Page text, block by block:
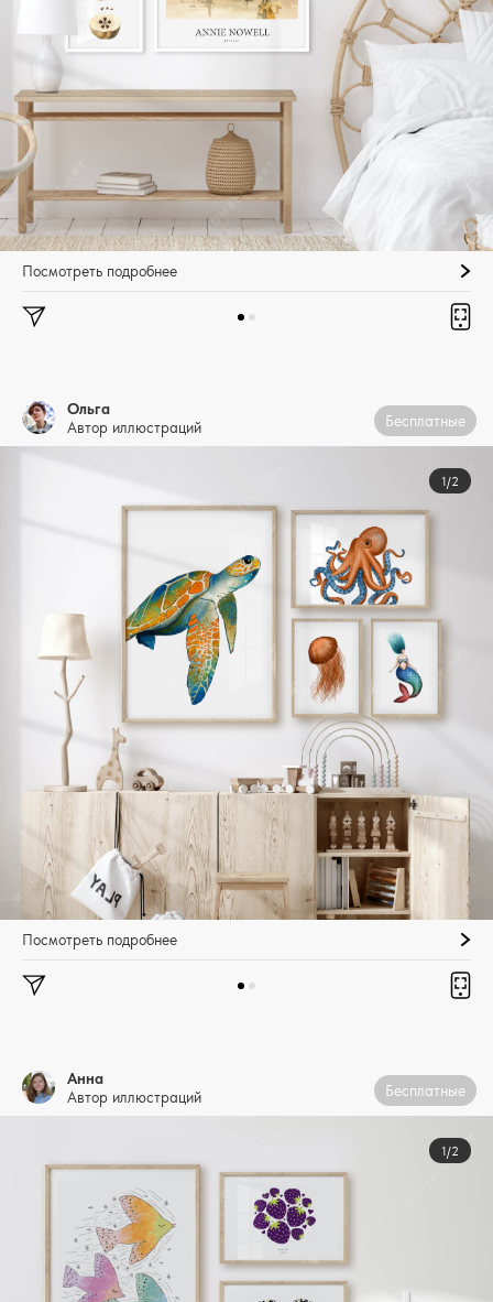
Посмотреть подробнее
Ольга
Автор иллюстраций
1/2
Бесплатные
Посмотреть подробнее
Анна
Автор иллюстраций
1/2
Бесплатные